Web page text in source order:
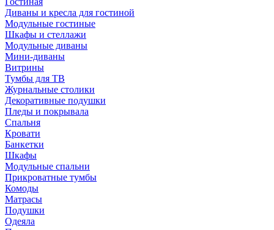
Диваны и кресла для гостиной
Модульные гостиные
Шкафы и стеллажи
Модульные диваны
Мини-диваны
Витрины
Тумбы для ТВ
Журнальные столики
Декоративные подушки
Пледы и покрывала
Спальня
Кровати
Банкетки
Шкафы
Модульные спальни
Прикроватные тумбы
Комоды
Матрасы
Подушки
Одеяла